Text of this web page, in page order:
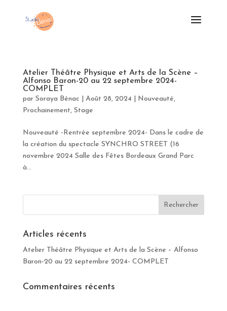
Atelier Théâtre Physique et Arts de la Scène –
Alfonso Baron-20 au 22 septembre 2024-
COMPLET
par Soraya Bénac Août 28, 2024| Nouveauté,
Prochainement, Stage
Nouveauté -Rentrée septembre 2024- Dans le cadre de
la création du spectacle SYNCHRO STREET (16
novembre 2024 Salle des Fêtes Bordeaux Grand Parc
à...
Articles récents
Atelier Théâtre Physique et Arts de la Scène – Alfonso
Baron-20 au 22 septembre 2024- COMPLET
Commentaires récents